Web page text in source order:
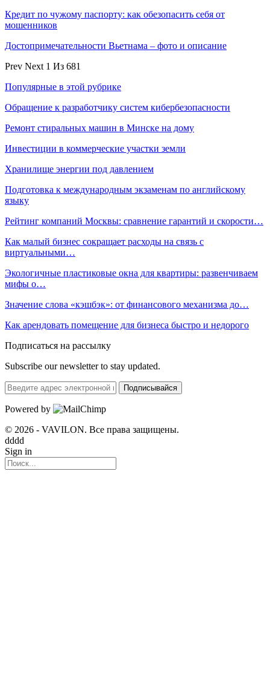
Кредит по чужому паспорту: как обезопасить себя от
мошенников
Достопримечательности Вьетнама – фото и описание
Prev Next 1 Из 681
Популярные в этой рубрике
Обращение к разработчику систем кибербезопасности
Ремонт стиральных машин в Минске на дому
Инвестиции в коммерческие участки земли
Хранилище энергии под давлением
Подготовка к международным экзаменам по английскому
языку
Рейтинг компаний Москвы: сравнение гарантий и скорости…
Как малый бизнес сокращает расходы на связь с
виртуальными…
Экологичные пластиковые окна для квартиры: развенчиваем
мифы о…
Значение слова «кэшбэк»: от финансового механизма до…
Как арендовать помещение для бизнеса быстро и недорого
Подписаться на рассылку
Subscribe our newsletter to stay updated.
Подписывайся
Powered by
© 2026 - VAVILON. Все права защищены.
dddd
Sign in